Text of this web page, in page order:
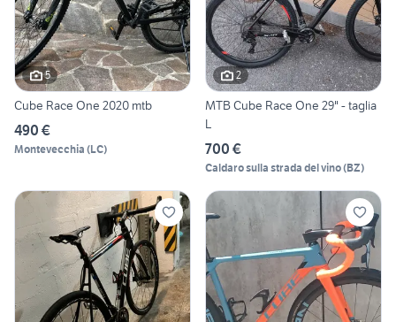
5
Cube Race One 2020 mtb
490 €
Montevecchia (LC)
2
MTB Cube Race One 29" - taglia
L
700 €
Caldaro sulla strada del vino(BZ)